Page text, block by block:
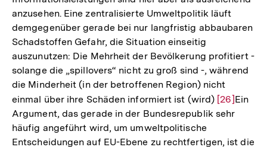
anzusehen. Eine zentralisierte Umweltpolitik läuft
demgegenüber gerade bei nur langfristig abbaubaren
Schadstoffen Gefahr, die Situation einseitig
auszunutzen: Die Mehrheit der Bevölkerung profitiert -
solange die „spillovers“ nicht zu groß sind -, während
die Minderheit (in der betroffenen Region) nicht
einmal über ihre Schäden informiert ist (wird) Zur
Auflösung
Fußnote
[26]Ein
Argument, das gerade in der Bundesrepublik sehr
häufig angeführt wird, um umweltpolitische
Entscheidungen auf EU-Ebene zu rechtfertigen, ist die